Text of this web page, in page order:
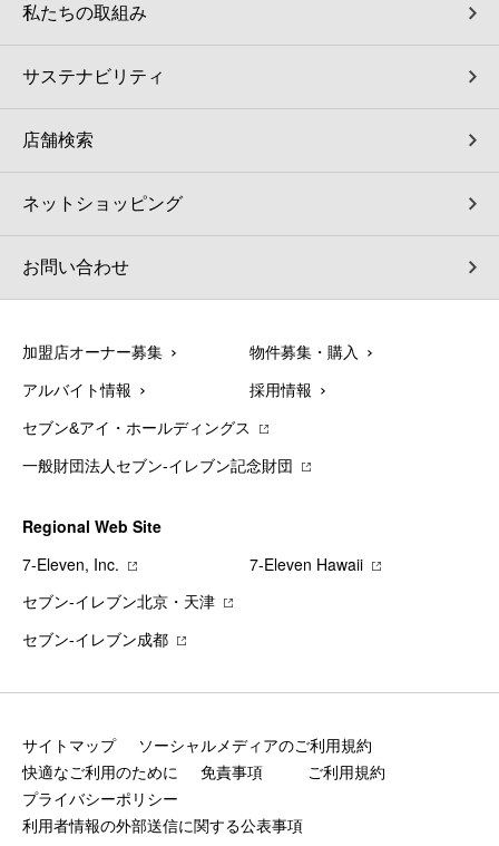
私たちの取組み
サステナビリティ
店舗検索
ネットショッピング
お問い合わせ
加盟店オーナー募集 物件募集・購入
アルバイト情報 採用情報
セブン&アイ・ホールディングス
一般財団法人セブン-イレブン記念財団
Regional Web Site
7‐Eleven, Inc.
7‐Eleven Hawaii
セブン‐イレブン北京・天津
セブン‐イレブン成都
サイトマップ
ソーシャルメディアのご利用規約
快適なご利用のために
免責事項
ご利用規約
プライバシーポリシー
利用者情報の外部送信に関する公表事項